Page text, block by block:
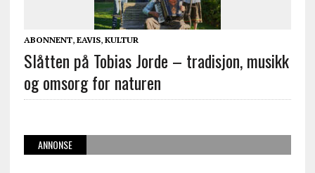
ABONNENT, EAVIS, KULTUR
Slåtten på Tobias Jorde – tradisjon, musikk
og omsorg for naturen
ANNONSE